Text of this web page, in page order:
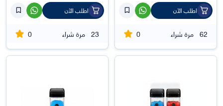
اطلب الآن
62 مرة شراء 0
اطلب الآن
23 مرة شراء 0